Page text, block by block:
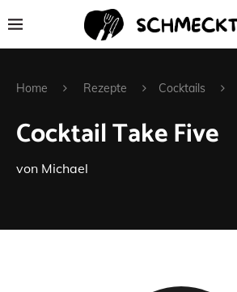
Home Rezepte Cocktails
Cocktail Take Five
von Michael